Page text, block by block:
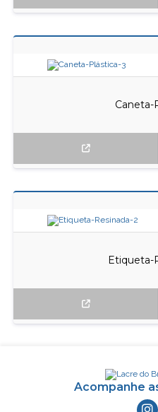
Caneta-
Etiqueta-
Acompanhe